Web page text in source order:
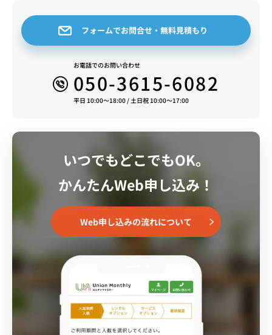
フォームでお問合せ・無料見積もり
お電話でのお問い合わせ
050-3615-6082
平日 10:00～18:00 / 土日祝 10:00～17:00
いつでもどこでもOK。
かんたんWeb申し込み！
Web申し込みの流れについて